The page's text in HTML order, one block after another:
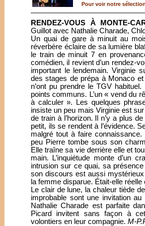
Pour voir notre
RENDEZ-VOUS À MONTE-
Guillot avec Nathalie Charade,
Un quai de gare à minuit au
réverbère éclaire de sa lumière
le train de minuit 7 en
comédien, il revient d’un rendez-
important le lendemain. Virginie
des stages de prépa à Monaco et
n’ont pu prendre le TGV
points communs. L’un « vend du
à calculer ». Les quelques
insiste un peu mais Virginie est
de train à l’horizon. Il n’y a plus
petit, ils se rendent à l’évidence.
malgré tout à faire
peu Pierre tombe sous son
Elle traîne sa vie derrière elle et
main. L’inquiétude monte d’un
intrusion sur ce quai, sa
son discours est aussi mystérieux
la femme disparue. Était-elle réelle
Le clair de lune, la chaleur tiède
improbable sont une invitation
Nathalie Charade est parfaite
Picard invitent sans façon à
volontiers en leur compagnie. M-